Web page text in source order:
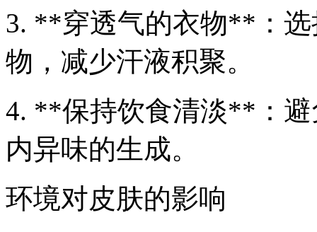
3. **穿透气的衣物**：
物，减少汗液积聚。
4. **保持饮食清淡**：
内异味的生成。
环境对皮肤的影响